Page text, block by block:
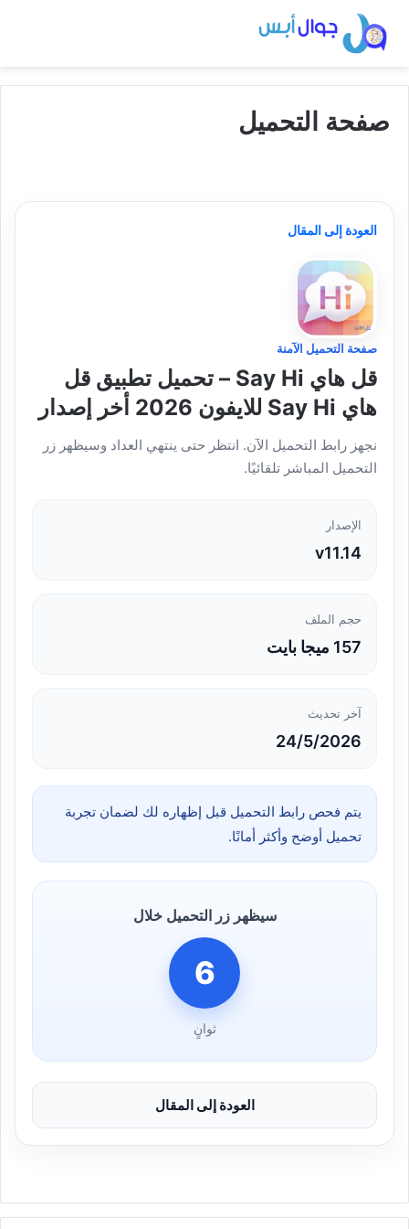
صفحة التحميل
العودة إلى المقال
صفحة التحميل الآمنة
قل هاي Say Hi – تحميل تطبيق قل
هاي Say Hi للايفون 2026 أخر إصدار
نجهز رابط التحميل الآن. انتظر حتى ينتهي العداد وسيظهر زر
التحميل المباشر تلقائيًا.
الإصدار
v11.14
حجم الملف
157 ميجا بايت
آخر تحديث
24/5/2026
يتم فحص رابط التحميل قبل إظهاره لك لضمان تجربة
تحميل أوضح وأكثر أمانًا.
سيظهر زر التحميل خلال
6
ثوانٍ
العودة إلى المقال